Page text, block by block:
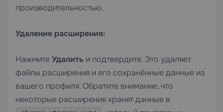
производительностью.
Удаление расширения:
НажмитеУдалить и подтвердите. Это удаляет
файлы расширения и его сохранённые данные из
вашего профиля. Обратите внимание, что
некоторые расширения хранят данные в